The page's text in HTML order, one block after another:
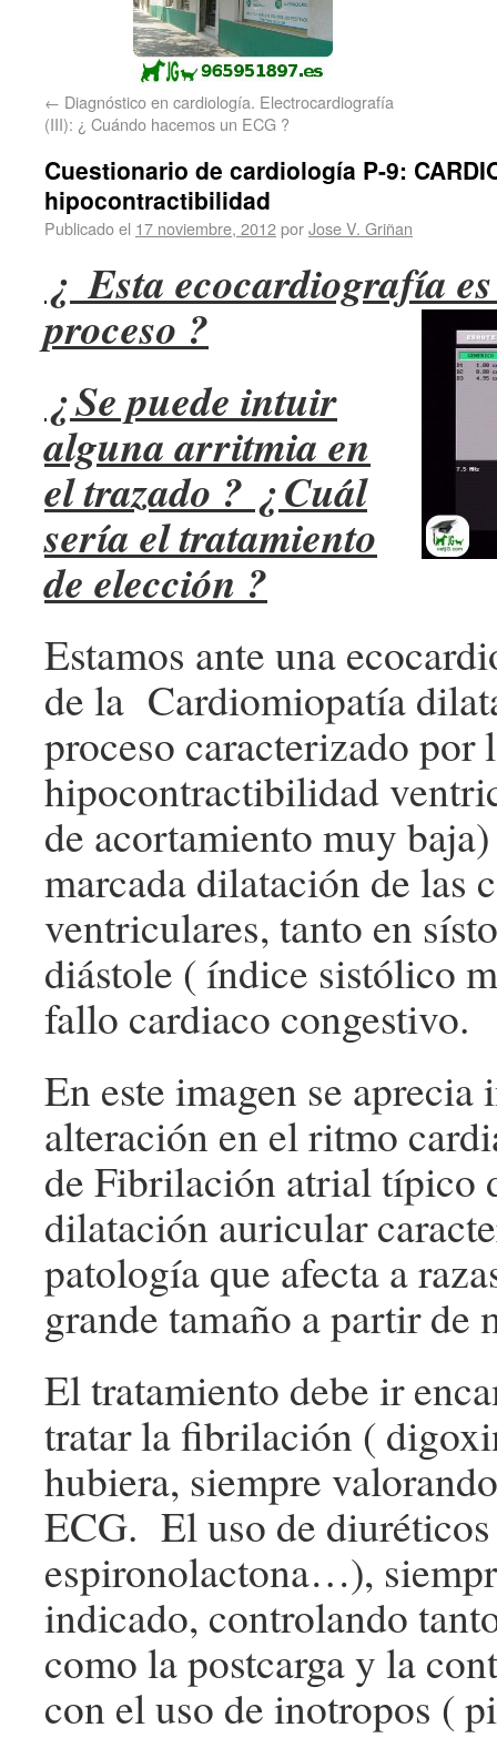
← Diagnóstico en cardiología. Electrocardiografía
(III): ¿ Cuándo hacemos un ECG ?
Cuestionario de cardiología P-9:
hipocontractibilidad
Publicado el 17 noviembre, 2012porJose V. Griñan
¿ Esta ecocardiografía
proceso ?
¿ Se puede intuir
alguna arritmia en
el trazado ? ¿ Cuál
sería el tratamiento
de elección ?
Estamos ante una
de la Cardiomiopatía
proceso caracterizado por
hipocontractibilidad
de acortamiento muy
marcada dilatación de las
ventriculares, tanto en
diástole ( índice sistólico
fallo cardiaco congestivo.
En este imagen se aprecia
alteración en el ritmo
de Fibrilación atrial típico
dilatación auricular
patología que afecta a
grande tamaño a partir de
El tratamiento debe ir
tratar la fibrilación (
hubiera, siempre
ECG. El uso de
espironolactona…),
indicado, controlando
como la postcarga y la
con el uso de inotropos (